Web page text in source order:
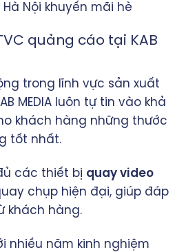
Hà Nội khuyến mãi hè
quảng cáo tại KAB
trong lĩnh vực sản xuất
MEDIA luôn tự tin vào khả
khách hàng những thước
tốt nhất.
các thiết bị quay video
chụp hiện đại, giúp đáp
khách hàng.
nhiều năm kinh nghiệm